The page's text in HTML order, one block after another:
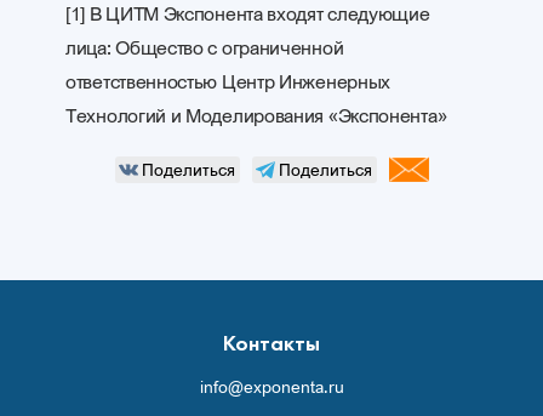
[1] В ЦИТМ Экспонента входят следующие
лица: Общество с ограниченной
ответственностью Центр Инженерных
Технологий и Моделирования «Экспонента»
Поделиться Поделиться
Контакты
info@exponenta.ru